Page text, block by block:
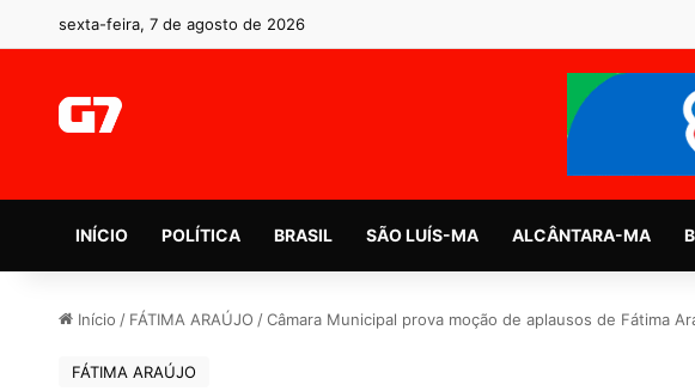
sexta-feira, 7 de agosto de 2026
INÍCIO POLÍTICA BRASIL SÃO LUÍS-MA ALCÂNTARA-MA
Início / FÁTIMA ARAÚJO / Câmara Municipal prova moção de aplausos de Fátima
FÁTIMA ARAÚJO